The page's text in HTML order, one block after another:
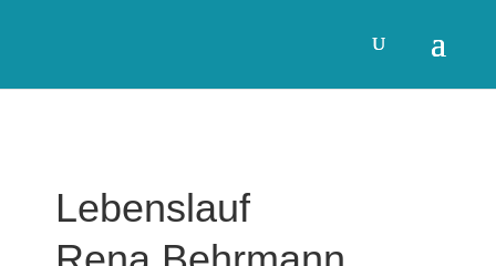
Lebenslauf